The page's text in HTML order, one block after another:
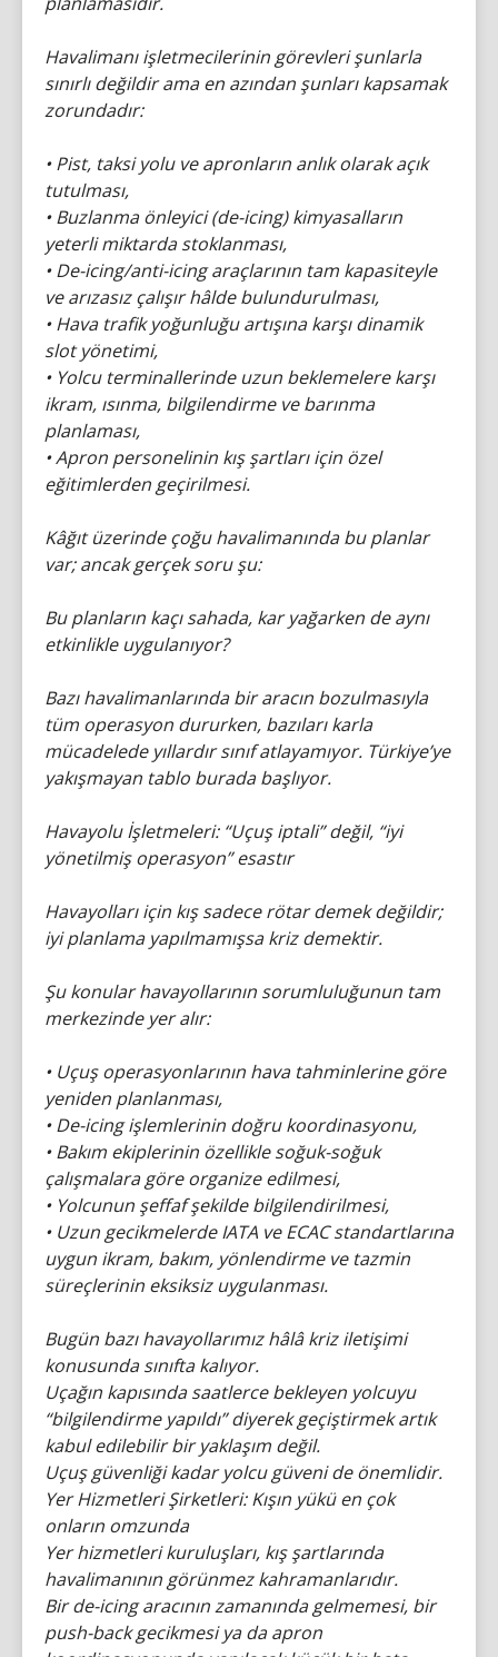
Havalimanı işletmecilerinin görevleri şunlarla
sınırlı değildir ama en azından şunları kapsamak
zorundadır:
• Pist, taksi yolu ve apronların anlık olarak açık
tutulması,
• Buzlanma önleyici (de-icing) kimyasalların
yeterli miktarda stoklanması,
• De-icing/anti-icing araçlarının tam kapasiteyle
ve arızasız çalışır hâlde bulundurulması,
• Hava trafik yoğunluğu artışına karşı dinamik
slot yönetimi,
• Yolcu terminallerinde uzun beklemelere karşı
ikram, ısınma, bilgilendirme ve barınma
planlaması,
• Apron personelinin kış şartları için özel
eğitimlerden geçirilmesi.
Kâğıt üzerinde çoğu havalimanında bu planlar
var; ancak gerçek soru şu:
Bu planların kaçı sahada, kar yağarken de aynı
etkinlikle uygulanıyor?
Bazı havalimanlarında bir aracın bozulmasıyla
tüm operasyon dururken, bazıları karla
mücadelede yıllardır sınıf atlayamıyor. Türkiye’ye
yakışmayan tablo burada başlıyor.
Havayolu İşletmeleri: “Uçuş iptali” değil, “iyi
yönetilmiş operasyon” esastır
Havayolları için kış sadece rötar demek değildir;
iyi planlama yapılmamışsa kriz demektir.
Şu konular havayollarının sorumluluğunun tam
merkezinde yer alır:
• Uçuş operasyonlarının hava tahminlerine göre
yeniden planlanması,
• De-icing işlemlerinin doğru koordinasyonu,
• Bakım ekiplerinin özellikle soğuk-soğuk
çalışmalara göre organize edilmesi,
• Yolcunun şeffaf şekilde bilgilendirilmesi,
• Uzun gecikmelerde IATA ve ECAC standartlarına
uygun ikram, bakım, yönlendirme ve tazmin
süreçlerinin eksiksiz uygulanması.
Bugün bazı havayollarımız hâlâ kriz iletişimi
konusunda sınıfta kalıyor.
Uçağın kapısında saatlerce bekleyen yolcuyu
“bilgilendirme yapıldı” diyerek geçiştirmek artık
kabul edilebilir bir yaklaşım değil.
Uçuş güvenliği kadar yolcu güveni de önemlidir.
Yer Hizmetleri Şirketleri: Kışın yükü en çok
onların omzunda
Yer hizmetleri kuruluşları, kış şartlarında
havalimanının görünmez kahramanlarıdır.
Bir de-icing aracının zamanında gelmemesi, bir
push-back gecikmesi ya da apron